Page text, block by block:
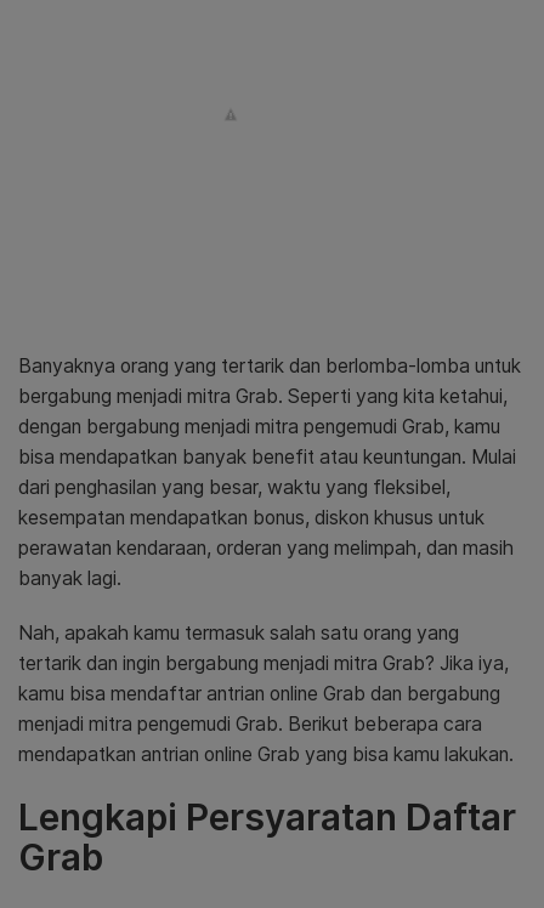
Banyaknya orang yang tertarik dan berlomba-lomba untuk
bergabung menjadi mitra Grab. Seperti yang kita ketahui,
dengan bergabung menjadi mitra pengemudi Grab, kamu
bisa mendapatkan banyak benefit atau keuntungan. Mulai
dari penghasilan yang besar, waktu yang fleksibel,
kesempatan mendapatkan bonus, diskon khusus untuk
perawatan kendaraan, orderan yang melimpah, dan masih
banyak lagi.
Nah, apakah kamu termasuk salah satu orang yang
tertarik dan ingin bergabung menjadi mitra Grab? Jika iya,
kamu bisa mendaftar antrian online Grab dan bergabung
menjadi mitra pengemudi Grab. Berikut beberapa cara
mendapatkan antrian online Grab yang bisa kamu lakukan.
Lengkapi Persyaratan Daftar
Grab